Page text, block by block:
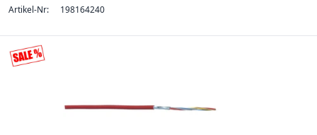
Artikel-Nr: 198164240